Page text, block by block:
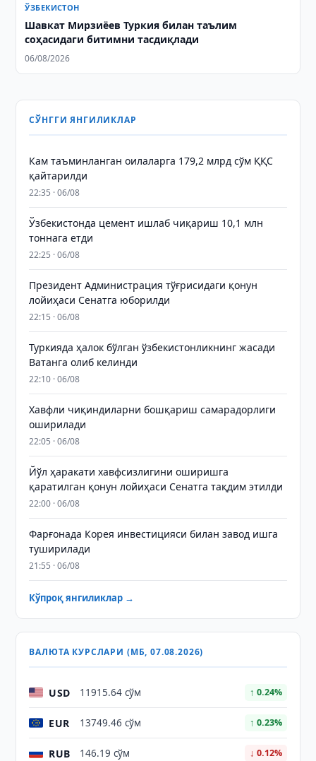
ЎЗБЕКИСТОН
Шавкат Мирзиёев Туркия билан таълим
соҳасидаги битимни тасдиқлади
06/08/2026
СЎНГГИ ЯНГИЛИКЛАР
Кам таъминланган оилаларга 179,2 млрд сўм ҚҚС
қайтарилди
22:35 · 06/08
Ўзбекистонда цемент ишлаб чиқариш 10,1 млн
тоннага етди
22:25 · 06/08
Президент Администрация тўғрисидаги қонун
лойиҳаси Сенатга юборилди
22:15 · 06/08
Туркияда ҳалок бўлган ўзбекистонликнинг жасади
Ватанга олиб келинди
22:10 · 06/08
Хавфли чиқиндиларни бошқариш самарадорлиги
оширилади
22:05 · 06/08
Йўл ҳаракати хавфсизлигини оширишга
қаратилган қонун лойиҳаси Сенатга тақдим этилди
22:00 · 06/08
Фарғонада Корея инвестицияси билан завод ишга
туширилади
21:55 · 06/08
Кўпроқ янгиликлар →
ВАЛЮТА КУРСЛАРИ (МБ, 07.08.2026)
USD 11915.64 сўм ↑ 0.24%
EUR 13749.46 сўм ↑ 0.23%
RUB 146.19 сўм ↓ 0.12%